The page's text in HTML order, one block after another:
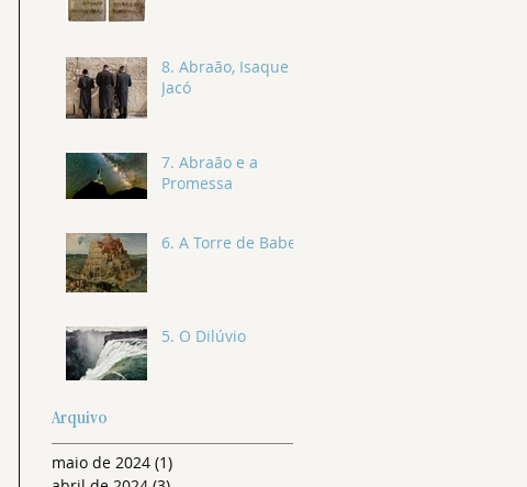
8. Abraão, Isaque e
Jacó
7. Abraão e a
Promessa
6. A Torre de Babel
5. O Dilúvio
Arquivo
maio de 2024 (1)